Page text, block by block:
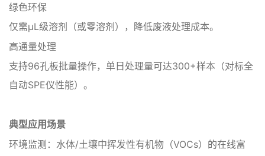
‌绿色环保‌
仅需μL级溶剂（或零溶剂），降低废液处理成本。
‌高通量处理‌
支持96孔板批量操作，单日处理量可达300+样本（对标全
自动SPE仪性能）。
典型应用场景‌
‌环境监测‌：水体/土壤中挥发性有机物（VOCs）的在线富